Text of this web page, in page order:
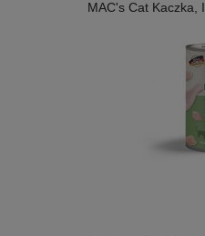
MAC's Cat Kaczka,